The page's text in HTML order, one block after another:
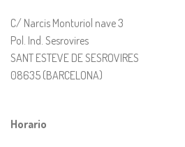
C/ Narcis Monturiol nave 3
Pol. Ind. Sesrovires
SANT ESTEVE DE SESROVIRES
08635 (BARCELONA)
Horario